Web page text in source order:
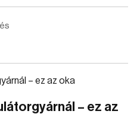
– ez az